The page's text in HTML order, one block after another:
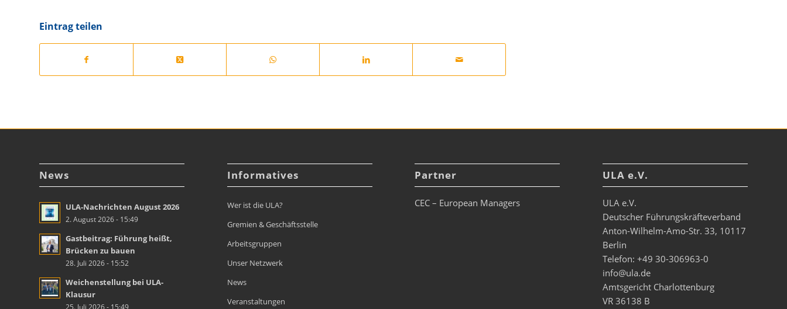
Eintrag teilen
News
ULA-Nachrichten August 2026
2. August 2026 - 15:49
Gastbeitrag: Führung heißt,
Brücken zu bauen
28. Juli 2026 - 15:52
Weichenstellung bei ULA-
Klausur
25. Juli 2026 - 15:49
Informatives
Wer ist die ULA?
Gremien & Geschäftsstelle
Arbeitsgruppen
Unser Netzwerk
News
Veranstaltungen
Partner
CEC – European Managers
ULA e.V.
ULA e.V.
Deutscher Führungskräfteverband
Anton-Wilhelm-Amo-Str. 33, 10117
Berlin
Telefon: +49 30-306963-0
info@ula.de
Amtsgericht Charlottenburg
VR 36138 B